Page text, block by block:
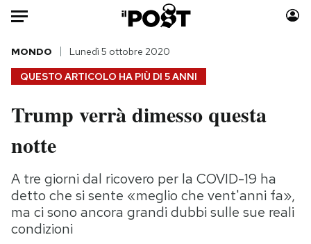
Auto
HOME
Italia
Politica
Tecnologia
Internet
Scienza
Cultura
Moda
Storie/Idee
Ok Boomer!
Media
QUESTO ARTICOLO HA PIÙ DI 5 ANNI
MONDO Lunedì 5 ottobre 2020
Trump verrà dimesso questa
notte
A tre giorni dal ricovero per la COVID-19 ha
detto che si sente «meglio che vent'anni fa»,
ma ci sono ancora grandi dubbi sulle sue reali
condizioni